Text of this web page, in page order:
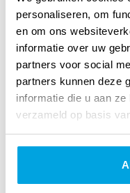
personaliseren, om
en om ons
informatie over uw
partners voor social
partners kunnen deze
informatie die u aan
verzameld op basis
was hij ook lid van het
als onderzoeker
Titel: